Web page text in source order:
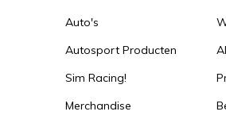
Auto's
Autosport Producten
Sim Racing!
Merchandise